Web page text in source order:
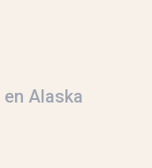
Alaska